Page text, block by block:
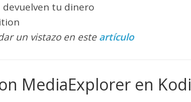
tu dinero
un vistazo en esteartículo
MediaExplorer en Kodi